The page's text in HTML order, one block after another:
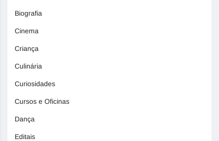
Biografia
Cinema
Criança
Culinária
Curiosidades
Cursos e Oficinas
Dança
Editais